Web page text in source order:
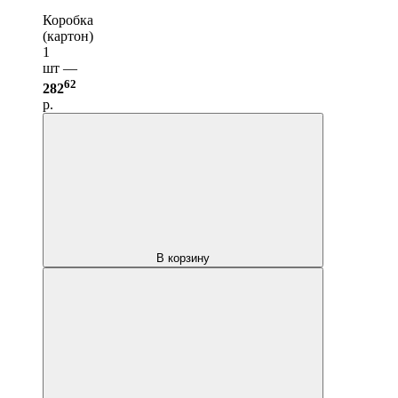
Коробка
(картон)
1
шт —
28262
р.
В корзину